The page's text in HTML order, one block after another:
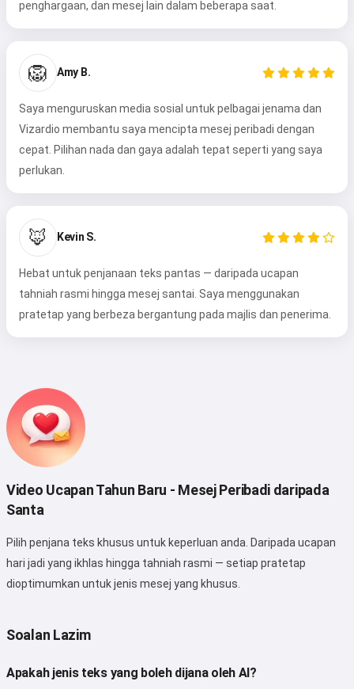
penghargaan, dan mesej lain dalam beberapa saat.
🦁 Amy B.
Saya menguruskan media sosial untuk pelbagai jenama dan
Vizardio membantu saya mencipta mesej peribadi dengan
cepat. Pilihan nada dan gaya adalah tepat seperti yang saya
perlukan.
🦊 Kevin S.
Hebat untuk penjanaan teks pantas — daripada ucapan
tahniah rasmi hingga mesej santai. Saya menggunakan
pratetap yang berbeza bergantung pada majlis dan penerima.
Video Ucapan Tahun Baru - Mesej Peribadi daripada
Santa
Pilih penjana teks khusus untuk keperluan anda. Daripada ucapan
hari jadi yang ikhlas hingga tahniah rasmi — setiap pratetap
dioptimumkan untuk jenis mesej yang khusus.
Soalan Lazim
Apakah jenis teks yang boleh dijana oleh AI?
Saya boleh mencipta lagu, menulis
puisi dan ucapan tahniah 🥰
Cuba secara percuma
Syarat Perkhidmatan
,
Dasar Privasi,
Dasar Bayaran Balik